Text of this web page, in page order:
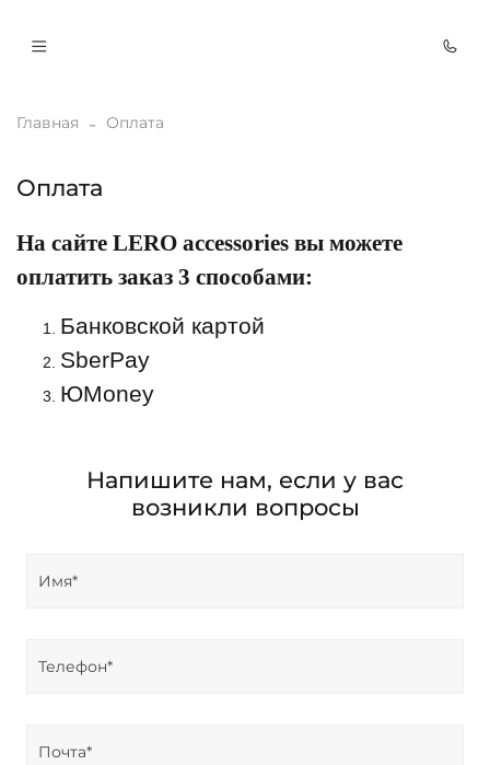
Главная Оплата
Оплата
На сайте LERO accessories вы можете
оплатить заказ 3 способами:
Банковской картой
SberPay
ЮMoney
Напишите нам, если у вас
возникли вопросы